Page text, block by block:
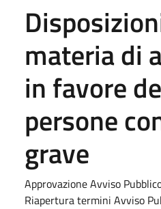
materia di
in favore
persone
grave
Approvazione Avviso
Riapertura termini Avviso